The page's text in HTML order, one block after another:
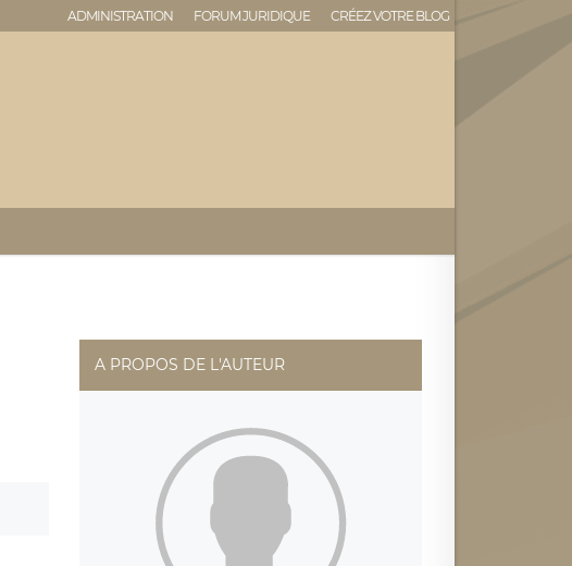
ADMINISTRATION FORUM JURIDIQUE CRÉEZ VOTRE BLOG
A PROPOS DE L'AUTEUR